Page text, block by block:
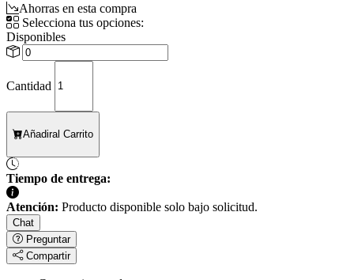
Ahorras en esta compra
Selecciona tus opciones:
Disponibles
Cantidad
Añadiral Carrito
Tiempo de entrega:
Atención: Producto disponible solo bajo solicitud.
Chat
Preguntar
Compartir